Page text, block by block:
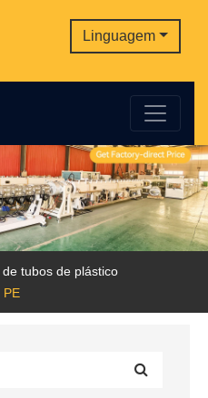
Linguagem
tubos de plástico
PE